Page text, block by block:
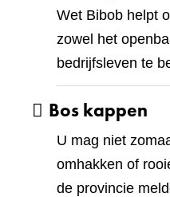
Wet Bibob helpt
zowel het
bedrijfsleven te
Bos kappen
U mag niet
omhakken of
de provincie